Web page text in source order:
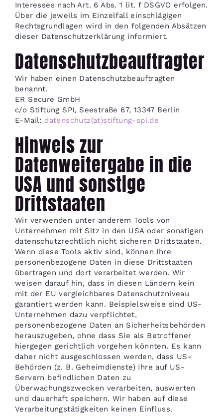
Interesses nach Art. 6 Abs. 1 lit. f DSGVO erfolgen.
Über die jeweils im Einzelfall einschlägigen
Rechtsgrundlagen wird in den folgenden Absätzen
dieser Datenschutzerklärung informiert.
Datenschutzbeauftragter
Wir haben einen Datenschutzbeauftragten
benannt.
ER Secure GmbH
c/o Stiftung SPI, Seestraße 67, 13347 Berlin
E-Mail: datenschutz(at)stiftung-spi.de
Hinweis zur
Datenweitergabe in die
USA und sonstige
Drittstaaten
Wir verwenden unter anderem Tools von
Unternehmen mit Sitz in den USA oder sonstigen
datenschutzrechtlich nicht sicheren Drittstaaten.
Wenn diese Tools aktiv sind, können Ihre
personenbezogene Daten in diese Drittstaaten
übertragen und dort verarbeitet werden. Wir
weisen darauf hin, dass in diesen Ländern kein
mit der EU vergleichbares Datenschutzniveau
garantiert werden kann. Beispielsweise sind US-
Unternehmen dazu verpflichtet,
personenbezogene Daten an Sicherheitsbehörden
herauszugeben, ohne dass Sie als Betroffener
hiergegen gerichtlich vorgehen könnten. Es kann
daher nicht ausgeschlossen werden, dass US-
Behörden (z. B. Geheimdienste) Ihre auf US-
Servern befindlichen Daten zu
Überwachungszwecken verarbeiten, auswerten
und dauerhaft speichern. Wir haben auf diese
Verarbeitungstätigkeiten keinen Einfluss.